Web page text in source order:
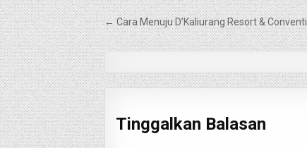
Navigasi
pos
← Cara Menuju D’Kaliurang Resort &
Tinggalkan Balasan